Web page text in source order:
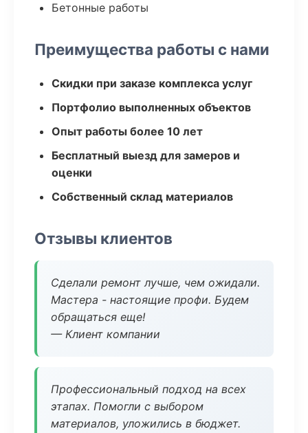
Бетонные работы
Преимущества работы с нами
Скидки при заказе комплекса услуг
Портфолио выполненных объектов
Опыт работы более 10 лет
Бесплатный выезд для замеров и
оценки
Собственный склад материалов
Отзывы клиентов
Сделали ремонт лучше, чем ожидали.
Мастера - настоящие профи. Будем
обращаться еще!
— Клиент компании
Профессиональный подход на всех
этапах. Помогли с выбором
материалов, уложились в бюджет.